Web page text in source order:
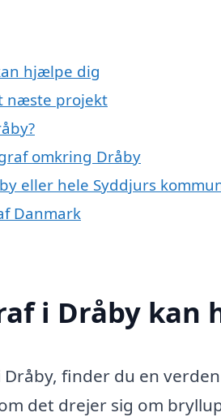
hjælpe dig
næste projekt
omkring Dråby
eller hele Syddjurs
Danmark
i Dråby kan
finder du en
det drejer sig om